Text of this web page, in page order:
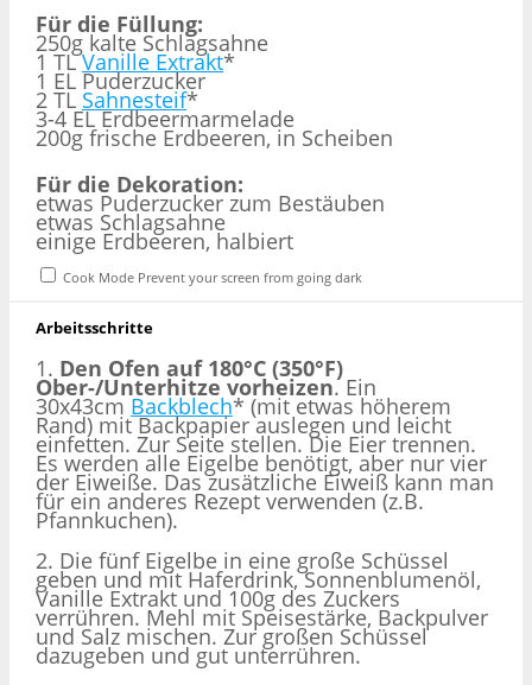
Für die Füllung:
250g kalte Schlagsahne
1 TLVanille Extrakt*
1 EL Puderzucker
2 TL Sahnesteif*
3-4 EL Erdbeermarmelade
200g frische Erdbeeren, in Scheiben
Für die Dekoration:
etwas Puderzucker zum Bestäuben
etwas Schlagsahne
einige Erdbeeren, halbiert
Cook Mode Prevent your screen from going dark
Arbeitsschritte
1. Den Ofen auf 180°C (350°F)
Ober-/Unterhitze vorheizen. Ein
30x43cm Backblech* (mit etwas höherem
Rand) mit Backpapier auslegen und leicht
einfetten. Zur Seite stellen. Die Eier trennen.
Es werden alle Eigelbe benötigt, aber nur vier
der Eiweiße. Das zusätzliche Eiweiß kann man
für ein anderes Rezept verwenden (z.B.
Pfannkuchen).
2. Die fünf Eigelbe in eine große Schüssel
geben und mit Haferdrink, Sonnenblumenöl,
Vanille Extrakt und 100g des Zuckers
verrühren. Mehl mit Speisestärke, Backpulver
und Salz mischen. Zur großen Schüssel
dazugeben und gut unterrühren.